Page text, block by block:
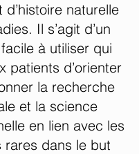
d’histoire naturelle
Il s’agit d’un
à utiliser qui
patients d’orienter
la recherche
et la science
en lien avec les
rares dans le but